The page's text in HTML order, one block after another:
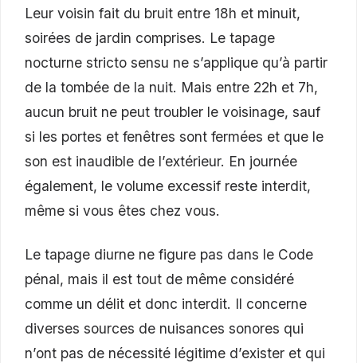
Leur voisin fait du bruit entre 18h et minuit,
soirées de jardin comprises. Le tapage
nocturne stricto sensu ne s’applique qu’à partir
de la tombée de la nuit. Mais entre 22h et 7h,
aucun bruit ne peut troubler le voisinage, sauf
si les portes et fenêtres sont fermées et que le
son est inaudible de l’extérieur. En journée
également, le volume excessif reste interdit,
même si vous êtes chez vous.
Le tapage diurne ne figure pas dans le Code
pénal, mais il est tout de même considéré
comme un délit et donc interdit. Il concerne
diverses sources de nuisances sonores qui
n’ont pas de nécessité légitime d’exister et qui